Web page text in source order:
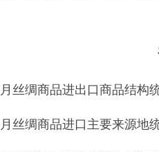
月丝绸商品进出口商品结构
月丝绸商品进口主要来源地